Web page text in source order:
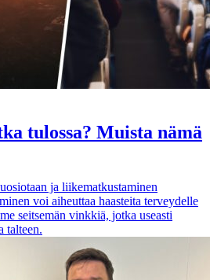
tulossa? Muista nämä
ja liikematkustaminen
voi aiheuttaa haasteita terveydelle
seitsemän vinkkiä, jotka useasti
talteen.